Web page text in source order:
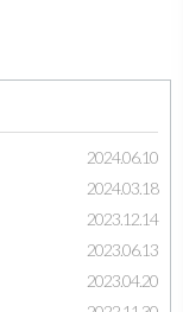
2024.06.10
2024.03.18
2023.12.14
2023.06.13
2023.04.20